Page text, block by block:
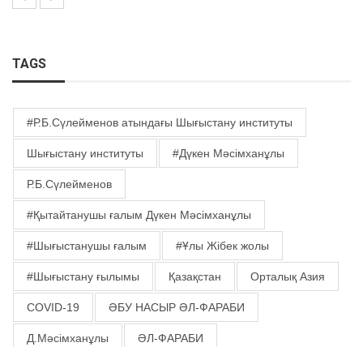
TAGS
#Р.Б.Сүлейменов атындағы Шығыстану институты
Шығыстану институты #Дүкен Мәсімханұлы
Р.Б.Сүлейменов
#Қытайтанушы ғалым Дүкен Мәсімханұлы
#Шығыстанушы ғалым #Ұлы Жібек жолы
#Шығыстану ғылымы Қазақстан Орталық Азия
COVID-19 ӘБУ НАСЫР ӘЛ-ФАРАБИ
Д.Мәсімханұлы ӘЛ-ФАРАБИ